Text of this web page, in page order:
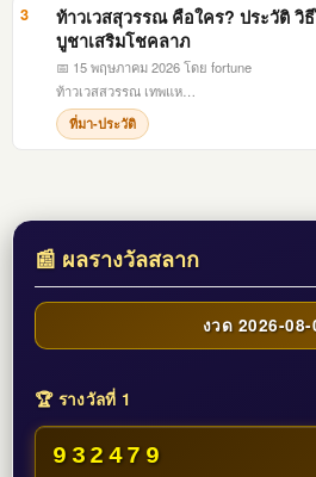
3
ท้าวเวสสุวรรณ คือใคร? ประวัติ วิ
บูชาเสริมโชคลาภ
📅 15 พฤษภาคม 2026โดย fortune
ท้าวเวสสวรรณ เทพแห…
ที่มา-ประวัติ
📰 ผลรางวัลสลาก
งวด 2026-08-
🏆 รางวัลที่ 1
932479